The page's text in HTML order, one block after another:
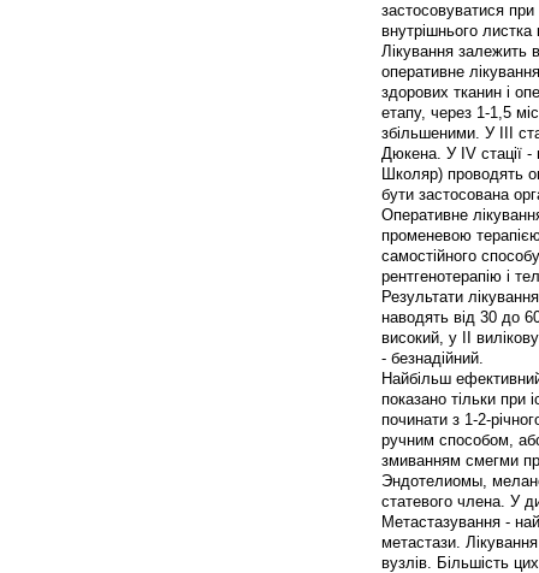
застосовуватися
внутрішнього листка
Лікування залежить
оперативне
здорових тканин і
етапу, через 1-1,5
збільшеними. У III
Дюкена. У IV стації -
Школяр) проводять
бути застосована
Оперативне
променевою
самостійного
рентгенотерапію і
Результати
наводять від 30 до
високий, у II
- безнадійний.
Найбільш
показано тільки при
починати з 1-2-
ручним способом,
змиванням смегми
Эндотелиомы,
статевого члена. У
Метастазування -
метастази.
вузлів. Більшість